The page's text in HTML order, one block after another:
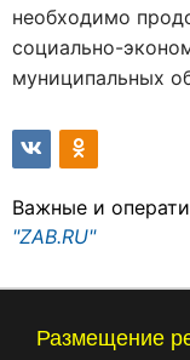
необходимо
социально-
муниципальных
Важные и
"ZAB.RU"
Размещение